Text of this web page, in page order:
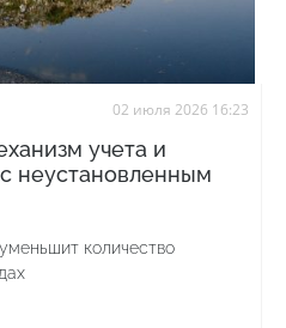
02 июля 2026 16:23
учета и
неустановленным
количество